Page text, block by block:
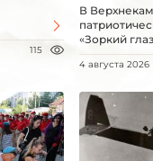
115
В
«Зоркий
4 августа 2026